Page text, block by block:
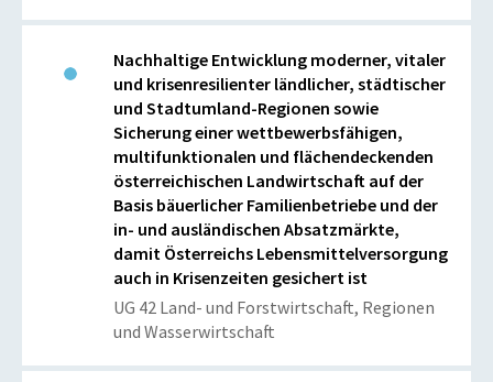
Nachhaltige Entwicklung moderner, vitaler
und krisenresilienter ländlicher, städtischer
und Stadtumland-Regionen sowie
Sicherung einer wettbewerbsfähigen,
multifunktionalen und flächendeckenden
österreichischen Landwirtschaft auf der
Basis bäuerlicher Familienbetriebe und der
in- und ausländischen Absatzmärkte,
damit Österreichs Lebensmittelversorgung
auch in Krisenzeiten gesichert ist
UG 42 Land- und Forstwirtschaft, Regionen
und Wasserwirtschaft